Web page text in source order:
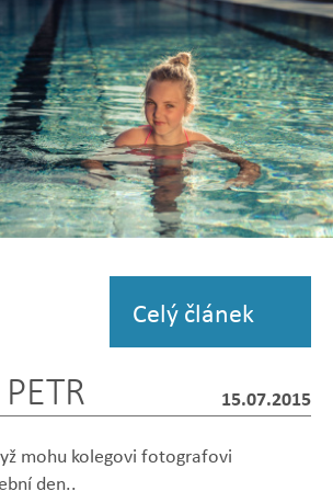
Celý článek
15.07.2015
mohu kolegovi fotografovi
den..